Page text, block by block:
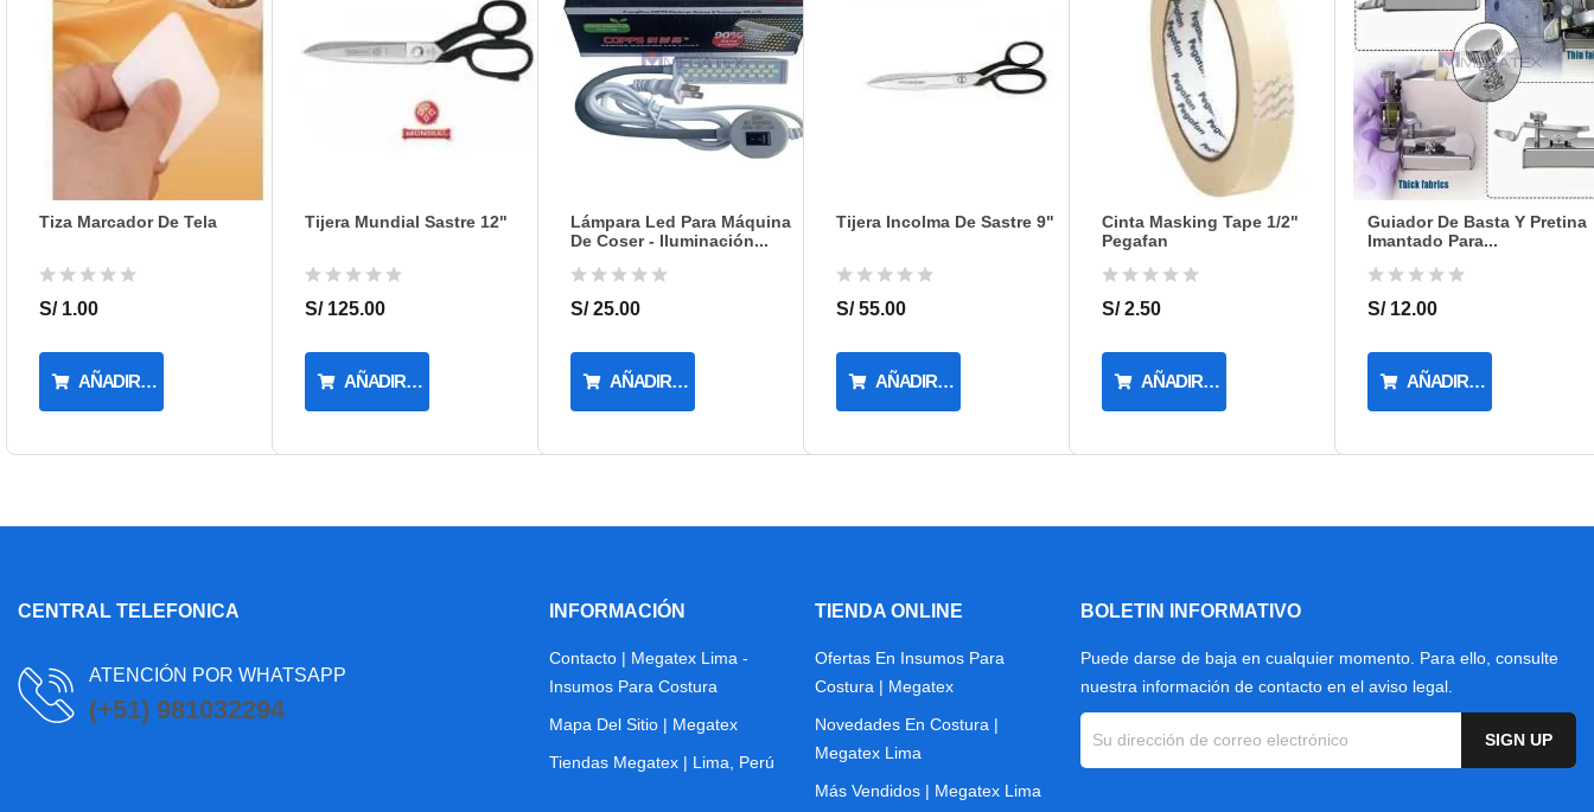
Tiza Marcador De Tela
S/ 1.00
AÑADIR AL CARRITO
Tijera Mundial Sastre 12"
S/ 125.00
AÑADIR AL CARRITO
Lámpara Led Para Máquina
De Coser - Iluminación...
S/ 25.00
AÑADIR AL CARRITO
Tijera Incolma De Sastre 9"
S/ 55.00
AÑADIR AL CARRITO
Cinta Masking Tape 1/2"
Pegafan
S/ 2.50
AÑADIR AL CARRITO
Guiador De Basta Y Pretina
Imantado Para...
S/ 12.00
AÑADIR AL CARRITO
CENTRAL TELEFONICA
ATENCIÓN POR WHATSAPP
(+51) 981032294
INFORMACIÓN
Contacto | Megatex Lima -
Insumos Para Costura
Mapa Del Sitio | Megatex
Tiendas Megatex | Lima, Perú
TIENDA ONLINE
Ofertas En Insumos Para
Costura | Megatex
Novedades En Costura |
Megatex Lima
Más Vendidos | Megatex Lima
BOLETIN INFORMATIVO
Puede darse de baja en cualquier momento. Para ello, consulte
nuestra información de contacto en el aviso legal.